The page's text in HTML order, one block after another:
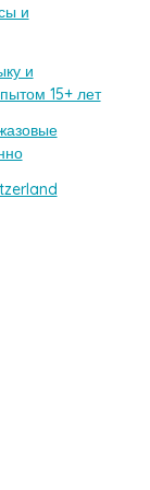
и
и
15+ лет